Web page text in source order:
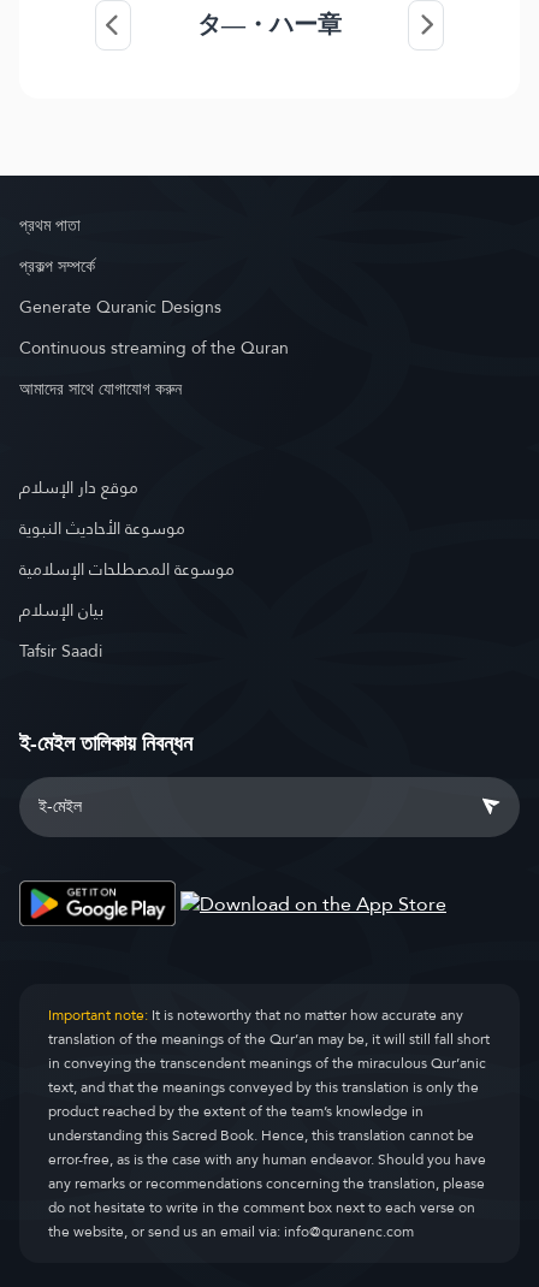
タ―・ハー章
প্রথম পাতা
প্রকল্প সম্পর্কে
Generate Quranic Designs
Continuous streaming of the Quran
আমাদের সাথে যোগাযোগ করুন
موقع دار الإسلام
موسوعة الأحاديث النبوية
موسوعة المصطلحات الإسلامية
بيان الإسلام
Tafsir Saadi
ই-মেইল তালিকায় নিবন্ধন
Important note:It is noteworthy that no matter how accurate any
translation of the meanings of the Qur’an may be, it will still fall short
in conveying the transcendent meanings of the miraculous Qur’anic
text, and that the meanings conveyed by this translation is only the
product reached by the extent of the team’s knowledge in
understanding this Sacred Book. Hence, this translation cannot be
error-free, as is the case with any human endeavor. Should you have
any remarks or recommendations concerning the translation, please
do not hesitate to write in the comment box next to each verse on
the website, or send us an email via:info@quranenc.com